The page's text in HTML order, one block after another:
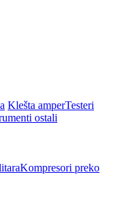
Klešta amperTesteri
ostali
Kompresori preko